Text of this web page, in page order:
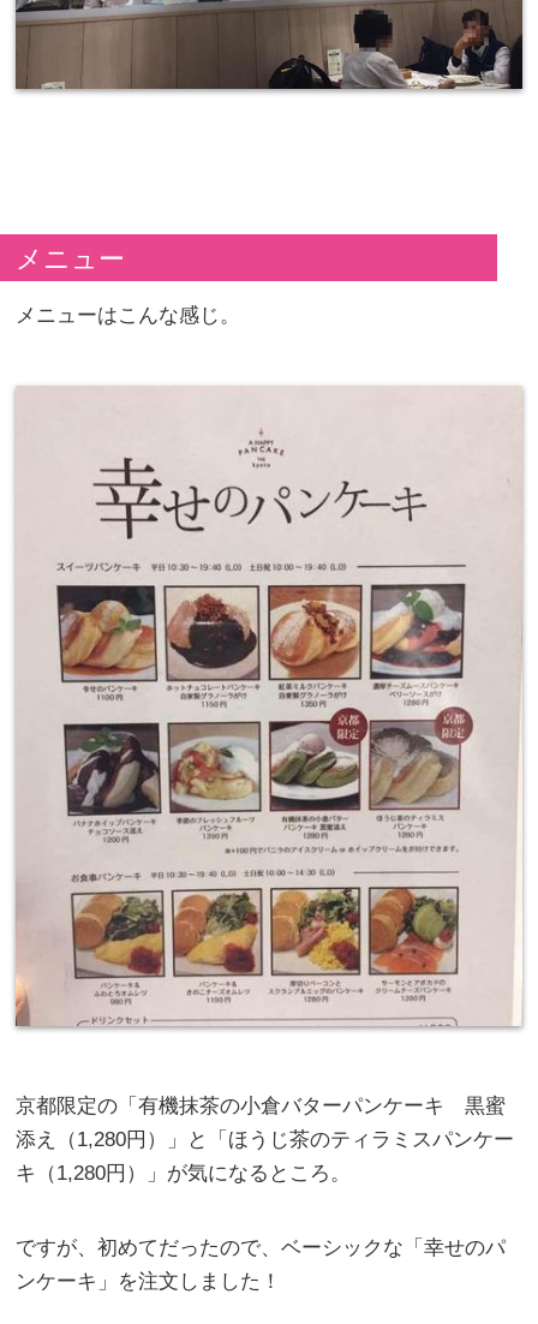
メニュー
メニューはこんな感じ。
京都限定の「有機抹茶の小倉バターパンケーキ 黒蜜
添え（1,280円）」と「ほうじ茶のティラミスパンケー
キ（1,280円）」が気になるところ。
ですが、初めてだったので、ベーシックな「幸せのパ
ンケーキ」を注文しました！